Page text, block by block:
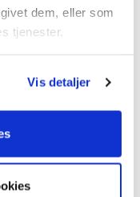
dem, eller som
tjenester.
Vis detaljer